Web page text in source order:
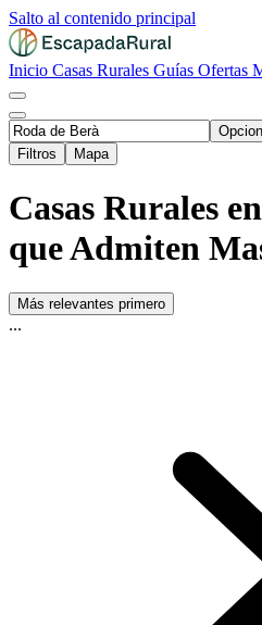
Salto al contenido principal
Inicio Casas Rurales Guías Ofertas
Filtros
Mapa
Casas Rurales
que Admiten
Más relevantes primero
...